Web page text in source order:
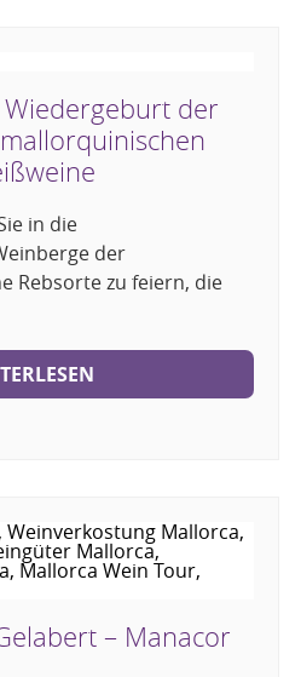
Wiedergeburt der
in die
der
Rebsorte zu feiern, die
– Manacor